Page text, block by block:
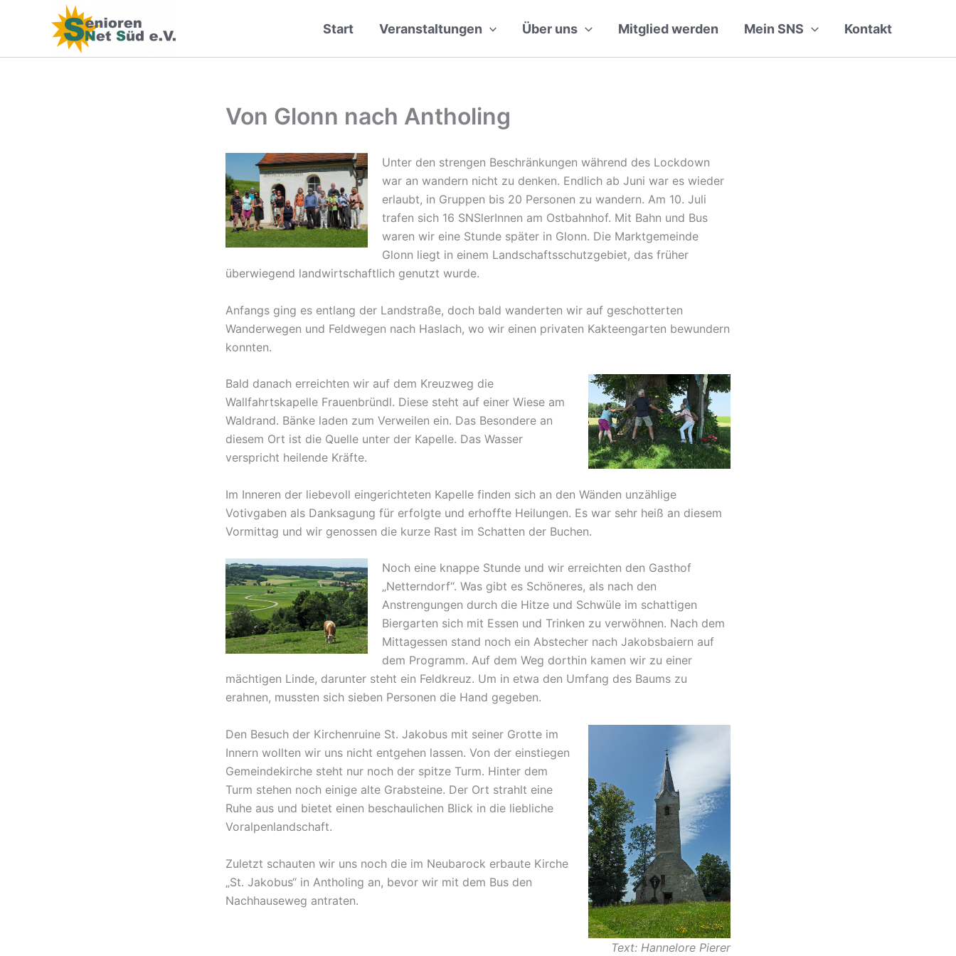
Start Veranstaltungen Über uns Mitglied werden Mein SNS Kontakt
Von Glonn nach Antholing
Unter den strengen Beschränkungen während des Lockdown
war an wandern nicht zu denken. Endlich ab Juni war es wieder
erlaubt, in Gruppen bis 20 Personen zu wandern. Am 10. Juli
trafen sich 16 SNSlerInnen am Ostbahnhof. Mit Bahn und Bus
waren wir eine Stunde später in Glonn. Die Marktgemeinde
Glonn liegt in einem Landschaftsschutzgebiet, das früher
überwiegend landwirtschaftlich genutzt wurde.
Anfangs ging es entlang der Landstraße, doch bald wanderten wir auf geschotterten
Wanderwegen und Feldwegen nach Haslach, wo wir einen privaten Kakteengarten bewundern
konnten.
Bald danach erreichten wir auf dem Kreuzweg die
Wallfahrtskapelle Frauenbründl. Diese steht auf einer Wiese am
Waldrand. Bänke laden zum Verweilen ein. Das Besondere an
diesem Ort ist die Quelle unter der Kapelle. Das Wasser
verspricht heilende Kräfte.
Im Inneren der liebevoll eingerichteten Kapelle finden sich an den Wänden unzählige
Votivgaben als Danksagung für erfolgte und erhoffte Heilungen. Es war sehr heiß an diesem
Vormittag und wir genossen die kurze Rast im Schatten der Buchen.
Noch eine knappe Stunde und wir erreichten den Gasthof
„Netterndorf“. Was gibt es Schöneres, als nach den
Anstrengungen durch die Hitze und Schwüle im schattigen
Biergarten sich mit Essen und Trinken zu verwöhnen. Nach dem
Mittagessen stand noch ein Abstecher nach Jakobsbaiern auf
dem Programm. Auf dem Weg dorthin kamen wir zu einer
mächtigen Linde, darunter steht ein Feldkreuz. Um in etwa den Umfang des Baums zu
erahnen, mussten sich sieben Personen die Hand gegeben.
Den Besuch der Kirchenruine St. Jakobus mit seiner Grotte im
Innern wollten wir uns nicht entgehen lassen. Von der einstiegen
Gemeindekirche steht nur noch der spitze Turm. Hinter dem
Turm stehen noch einige alte Grabsteine. Der Ort strahlt eine
Ruhe aus und bietet einen beschaulichen Blick in die liebliche
Voralpenlandschaft.
Zuletzt schauten wir uns noch die im Neubarock erbaute Kirche
„St. Jakobus“ in Antholing an, bevor wir mit dem Bus den
Nachhauseweg antraten.
Text: Hannelore Pierer